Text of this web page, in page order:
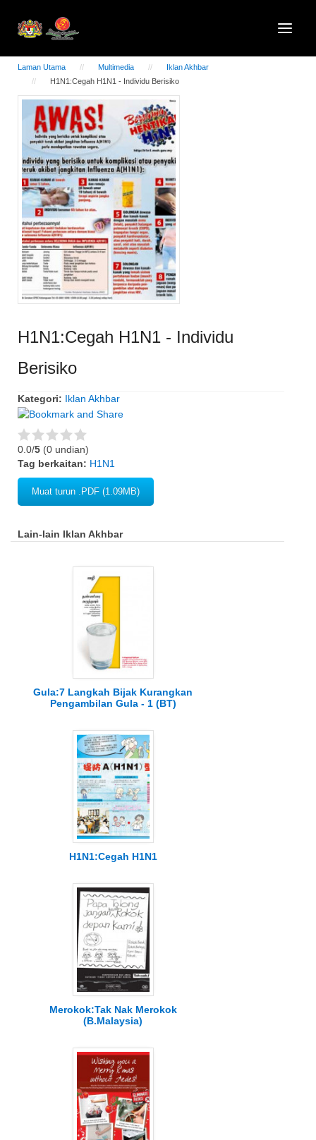
Laman Utama Multimedia
Iklan Akhbar
H1N1:Cegah H1N1 - Individu Berisiko
H1N1:Cegah H1N1 - Individu
Berisiko
Kategori: Iklan Akhbar
0.0/5 (0 undian)
Tag berkaitan: H1N1
Muat turun .PDF (1.09MB)
Lain-lain Iklan Akhbar
Gula:7 Langkah Bijak Kurangkan
Pengambilan Gula - 1 (BT)
H1N1:Cegah H1N1
Merokok:Tak Nak Merokok
(B.Malaysia)